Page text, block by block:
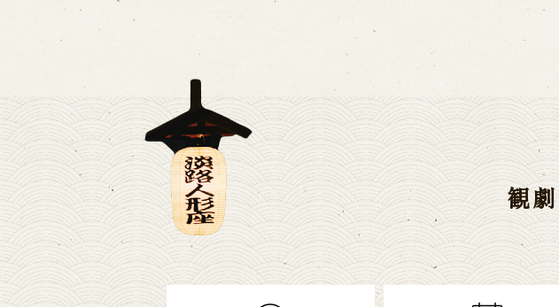
観